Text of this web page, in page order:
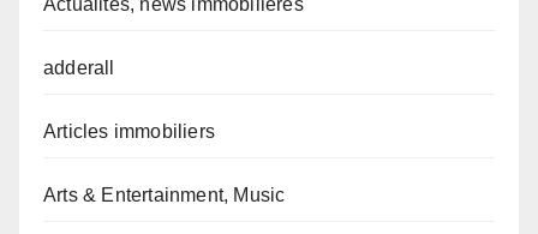
Actualités, news immobilières
adderall
Articles immobiliers
Arts & Entertainment, Music